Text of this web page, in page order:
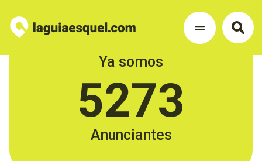
Ya somos
5273
Anunciantes